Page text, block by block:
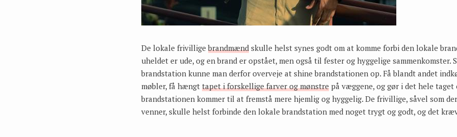
De lokale frivilligebrandmændskulle helst synes godt om at komme forbi den lokale
uheldet er ude, og en brand er opstået, men også til fester og hyggelige sammenkomster.
brandstation kunne man derfor overveje at shine brandstationen op. Få blandt andet
møbler, få hængt tapet i forskellige farver og mønstrepå væggene, og gør i det hele taget
brandstationen kommer til at fremstå mere hjemlig og hyggelig. De frivillige, såvel som
venner, skulle helst forbinde den lokale brandstation med noget trygt og godt, og det